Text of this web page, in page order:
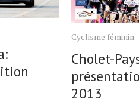
Cyclisme féminin
Cholet-
2013